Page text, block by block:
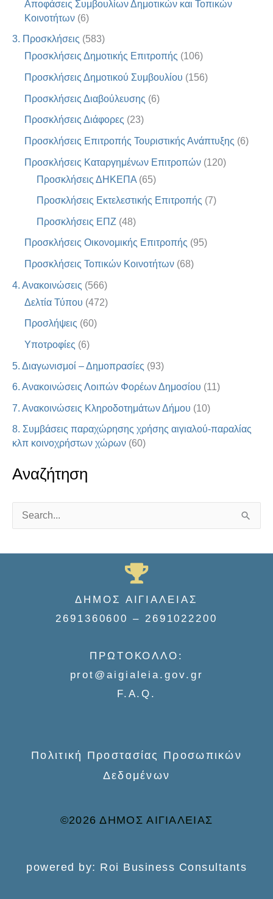
Αποφάσεις Συμβουλίων Δημοτικών και Τοπικών
Κοινοτήτων (6)
3. Προσκλήσεις (583)
Προσκλήσεις Δημοτικής Επιτροπής (106)
Προσκλήσεις Δημοτικού Συμβουλίου (156)
Προσκλήσεις Διαβούλευσης (6)
Προσκλήσεις Διάφορες (23)
Προσκλήσεις Επιτροπής Τουριστικής Ανάπτυξης (6)
Προσκλήσεις Καταργημένων Επιτροπών (120)
Προσκλήσεις ΔΗΚΕΠΑ (65)
Προσκλήσεις Εκτελεστικής Επιτροπής (7)
Προσκλήσεις ΕΠΖ (48)
Προσκλήσεις Οικονομικής Επιτροπής (95)
Προσκλήσεις Τοπικών Κοινοτήτων (68)
4. Ανακοινώσεις (566)
Δελτία Τύπου (472)
Προσλήψεις (60)
Υποτροφίες (6)
5. Διαγωνισμοί – Δημοπρασίες (93)
6. Ανακοινώσεις Λοιπών Φορέων Δημοσίου (11)
7. Ανακοινώσεις Κληροδοτημάτων Δήμου (10)
8. Συμβάσεις παραχώρησης χρήσης αιγιαλού-παραλίας
κλπ κοινοχρήστων χώρων (60)
Αναζήτηση
a
ΔΗΜΟΣ ΑΙΓΙΑΛΕΙΑΣ
2691360600 – 2691022200
ΠΡΩΤΟΚΟΛΛΟ:
prot@aigialeia.gov.gr
F.A.Q.
Πολιτική Προστασίας Προσωπικών
Δεδομένων
©2026 ΔΗΜΟΣ ΑΙΓΙΑΛΕΙΑΣ
powered by: Roi Business Consultants